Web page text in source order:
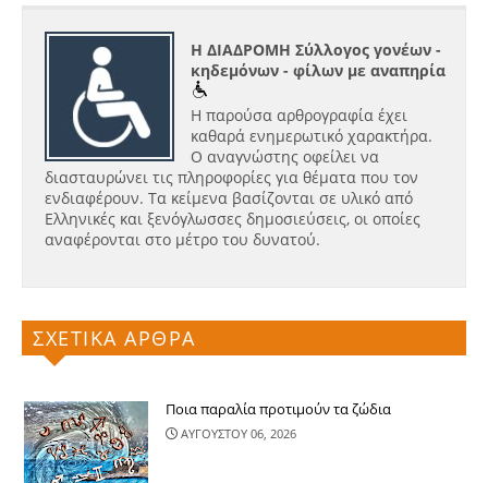
Η ΔΙΑΔΡΟΜΗ Σύλλογος γονέων -
κηδεμόνων - φίλων με αναπηρία
Η παρούσα αρθρογραφία έχει
καθαρά ενημερωτικό χαρακτήρα.
Ο αναγνώστης οφείλει να
διασταυρώνει τις πληροφορίες για θέματα που τον
ενδιαφέρουν. Τα κείμενα βασίζονται σε υλικό από
Ελληνικές και ξενόγλωσσες δημοσιεύσεις, οι οποίες
αναφέρονται στο μέτρο του δυνατού.
ΣΧΕΤΙΚΑ ΑΡΘΡΑ
Ποια παραλία προτιμούν τα ζώδια
ΑΥΓΟΥΣΤΟΥ 06, 2026